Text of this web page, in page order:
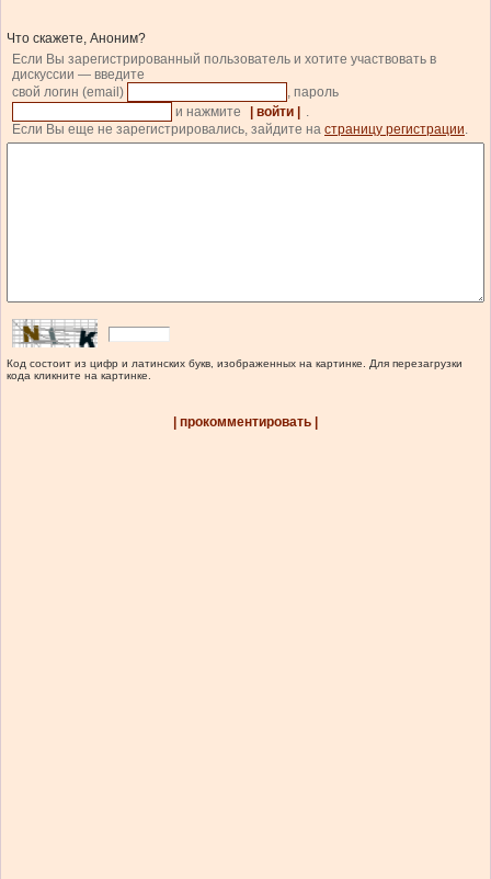
Что скажете, Аноним?
Если Вы зарегистрированный пользователь и хотите участвовать в
дискуссии — введите
свой логин (email)
, пароль
и нажмите
| войти |
.
Если Вы еще не зарегистрировались, зайдите на страницу регистрации.
Код состоит из цифр и латинских букв, изображенных на картинке. Для перезагрузки
кода кликните на картинке.
| прокомментировать |